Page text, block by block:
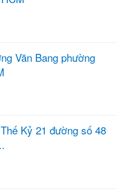
Văn Bang phường
Kỷ 21 đường số 48